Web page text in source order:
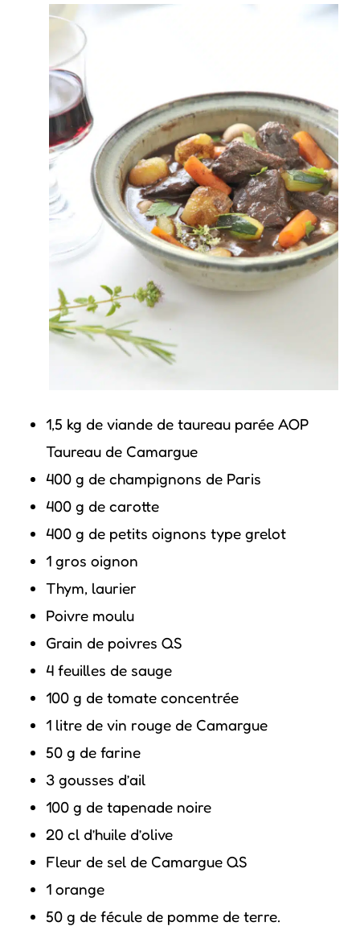
1,5 kg de viande de taureau parée AOP
Taureau de Camargue
400 g de champignons de Paris
400 g de carotte
400 g de petits oignons type grelot
1 gros oignon
Thym, laurier
Poivre moulu
Grain de poivres QS
4 feuilles de sauge
100 g de tomate concentrée
1 litre de vin rouge de Camargue
50 g de farine
3 gousses d’ail
100 g de tapenade noire
20 cl d’huile d’olive
Fleur de sel de Camargue QS
1 orange
50 g de fécule de pomme de terre.